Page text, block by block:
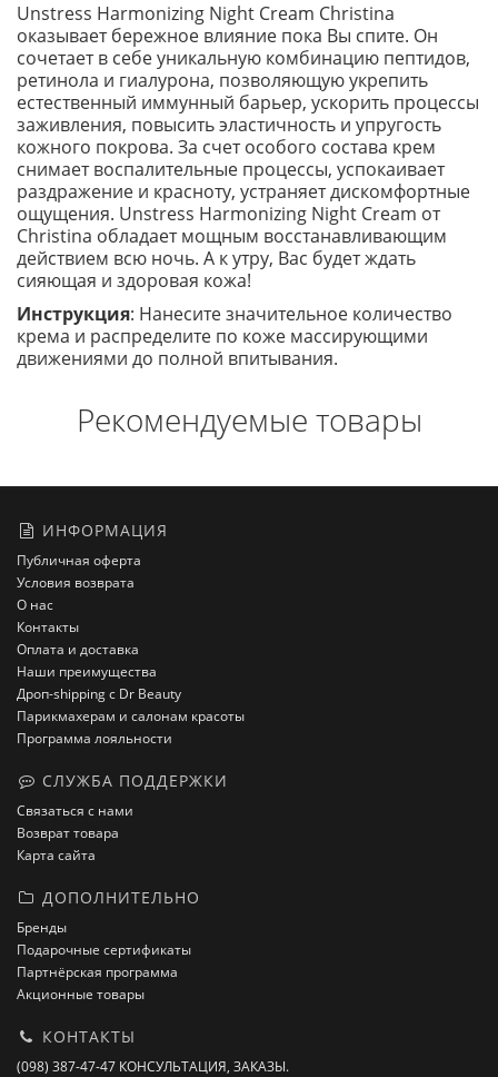
Unstress Harmonizing Night Cream Christina
оказывает бережное влияние пока Вы спите. Он
сочетает в себе уникальную комбинацию пептидов,
ретинола и гиалурона, позволяющую укрепить
естественный иммунный барьер, ускорить процессы
заживления, повысить эластичность и упругость
кожного покрова. За счет особого состава крем
снимает воспалительные процессы, успокаивает
раздражение и красноту, устраняет дискомфортные
ощущения. Unstress Harmonizing Night Cream от
Christina обладает мощным восстанавливающим
действием всю ночь. А к утру, Вас будет ждать
сияющая и здоровая кожа!
Инструкция: Нанесите значительное количество
крема и распределите по коже массирующими
движениями до полной впитывания.
Рекомендуемые товары
ИНФОРМАЦИЯ
Публичная оферта
Условия возврата
О нас
Контакты
Оплата и доставка
Наши преимущества
Дроп-shipping с Dr Beauty
Парикмахерам и салонам красоты
Программа лояльности
СЛУЖБА ПОДДЕРЖКИ
Связаться с нами
Возврат товара
Карта сайта
ДОПОЛНИТЕЛЬНО
Бренды
Подарочные сертификаты
Партнёрская программа
Акционные товары
КОНТАКТЫ
(098) 387-47-47 КОНСУЛЬТАЦИЯ, ЗАКАЗЫ.